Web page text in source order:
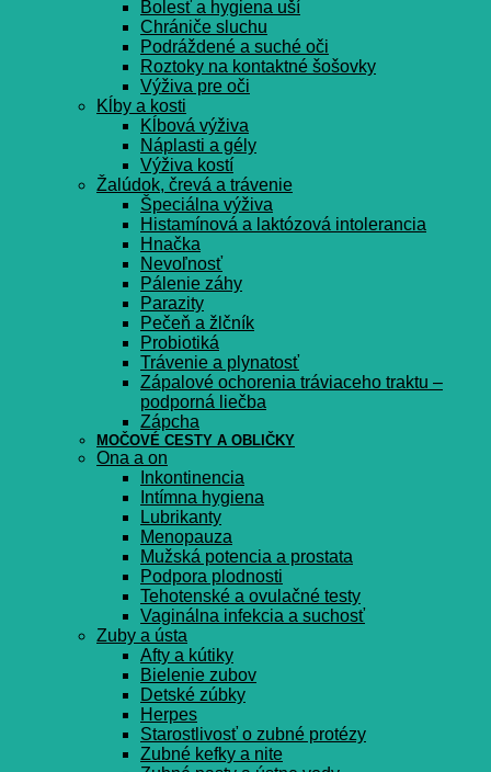
Bolesť a hygiena uší
Chrániče sluchu
Podráždené a suché oči
Roztoky na kontaktné šošovky
Výživa pre oči
Kĺby a kosti
Kĺbová výživa
Náplasti a gély
Výživa kostí
Žalúdok, črevá a trávenie
Špeciálna výživa
Histamínová a laktózová intolerancia
Hnačka
Nevoľnosť
Pálenie záhy
Parazity
Pečeň a žlčník
Probiotiká
Trávenie a plynatosť
Zápalové ochorenia tráviaceho traktu –
podporná liečba
Zápcha
MOČOVÉ CESTY A OBLIČKY
Ona a on
Inkontinencia
Intímna hygiena
Lubrikanty
Menopauza
Mužská potencia a prostata
Podpora plodnosti
Tehotenské a ovulačné testy
Vaginálna infekcia a suchosť
Zuby a ústa
Afty a kútiky
Bielenie zubov
Detské zúbky
Herpes
Starostlivosť o zubné protézy
Zubné kefky a nite